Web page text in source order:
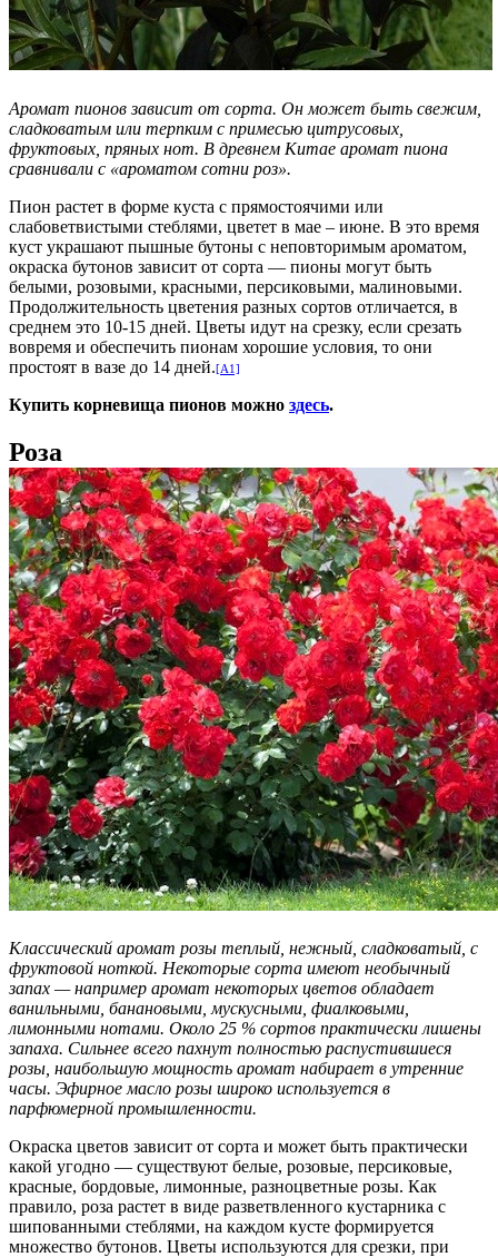
Аромат пионов зависит от сорта. Он может быть свежим,
сладковатым или терпким с примесью цитрусовых,
фруктовых, пряных нот. В древнем Китае аромат пиона
сравнивали с «ароматом сотни роз».
Пион растет в форме куста с прямостоячими или
слабоветвистыми стеблями, цветет в мае – июне. В это время
куст украшают пышные бутоны с неповторимым ароматом,
окраска бутонов зависит от сорта — пионы могут быть
белыми, розовыми, красными, персиковыми, малиновыми.
Продолжительность цветения разных сортов отличается, в
среднем это 10-15 дней. Цветы идут на срезку, если срезать
вовремя и обеспечить пионам хорошие условия, то они
простоят в вазе до 14 дней.[A1]
Купить корневища пионов можно здесь.
Роза
Классический аромат розы теплый, нежный, сладковатый, с
фруктовой ноткой. Некоторые сорта имеют необычный
запах — например аромат некоторых цветов обладает
ванильными, банановыми, мускусными, фиалковыми,
лимонными нотами. Около 25 % сортов практически лишены
запаха. Сильнее всего пахнут полностью распустившиеся
розы, наибольшую мощность аромат набирает в утренние
часы. Эфирное масло розы широко используется в
парфюмерной промышленности.
Окраска цветов зависит от сорта и может быть практически
какой угодно — существуют белые, розовые, персиковые,
красные, бордовые, лимонные, разноцветные розы. Как
правило, роза растет в виде разветвленного кустарника с
шипованными стеблями, на каждом кусте формируется
множество бутонов. Цветы используются для срезки, при